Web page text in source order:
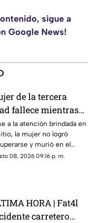
sigue a
Google News!
de la tercera
fallece mientras
por el Centro
a la atención brindada en
la mujer no logró
y murió en el
08, 2026 09:16 p. m.
HORA | Fat4l
carretero